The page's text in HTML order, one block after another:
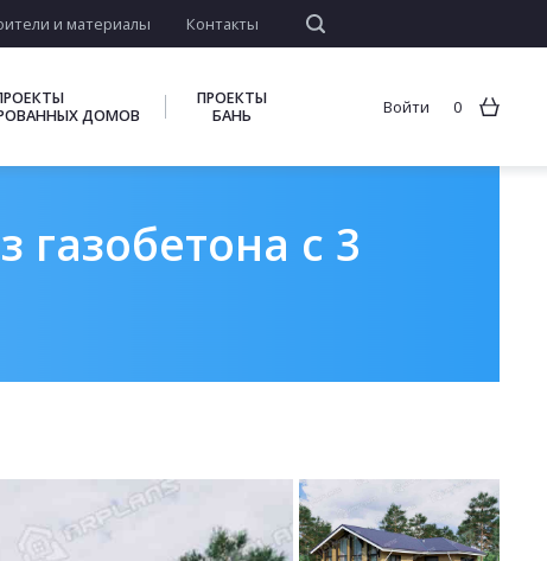
и материалы Контакты
ДОМОВ
ПРОЕКТЫ
БАНЬ
Войти 0
газобетона с 3